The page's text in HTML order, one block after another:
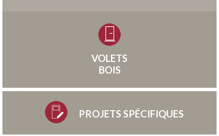
VOLETS
BOIS
PROJETS SPÉCIFIQUES